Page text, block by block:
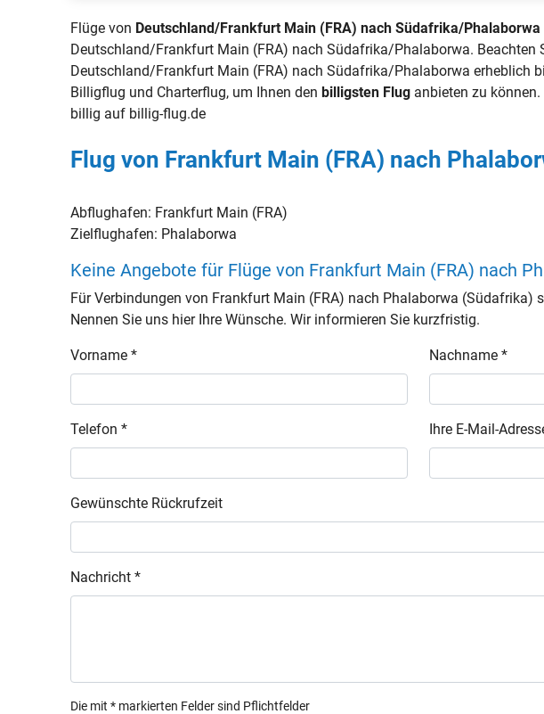
Flüge von Deutschland/Frankfurt Main (FRA) nach Südafrika/Phalaborwa
Deutschland/Frankfurt Main (FRA) nach Südafrika/Phalaborwa. Beachten
Deutschland/Frankfurt Main (FRA) nach Südafrika/Phalaborwa erheblich
Billigflug und Charterflug, um Ihnen denbilligsten Flug anbieten zu
billig auf billig-flug.de
Flug von Frankfurt Main (FRA) nach
Abflughafen: Frankfurt Main (FRA)
Zielflughafen: Phalaborwa
Keine Angebote für Flüge von Frankfurt Main (FRA) nach
Für Verbindungen von Frankfurt Main (FRA) nach Phalaborwa (Südafrika)
Nennen Sie uns hier Ihre Wünsche. Wir informieren Sie kurzfristig.
Vorname * Nachname *
Telefon * Ihre E-Mail-
Gewünschte Rückrufzeit
Nachricht *
Die mit * markierten Felder sind Pflichtfelder